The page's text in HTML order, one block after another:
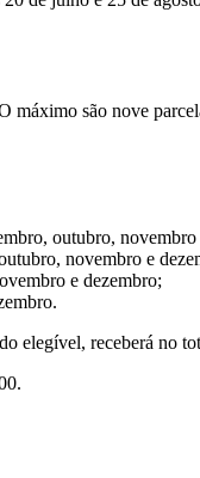
são nove
outubro,
novembro e
e dezembro;
elegível, receberá no